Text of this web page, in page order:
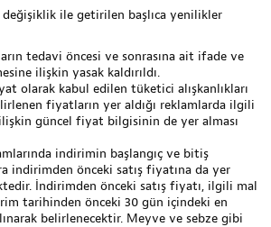
değişiklik ile getirilen başlıca yenilikler
tedavi öncesi ve sonrasına ait ifade ve
ilişkin yasak kaldırıldı.
olarak kabul edilen tüketici alışkanlıkları
fiyatların yer aldığı reklamlarda ilgili
güncel fiyat bilgisinin de yer alması
indirimin başlangıç ve bitiş
indirimden önceki satış fiyatına da yer
İndirimden önceki satış fiyatı, ilgili mal
tarihinden önceki 30 gün içindeki en
belirlenecektir. Meyve ve sebze gibi